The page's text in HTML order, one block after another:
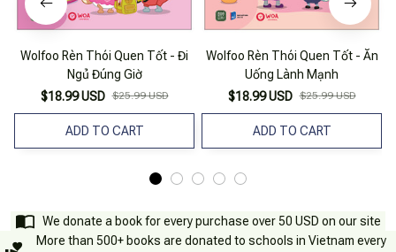
Wolfoo Rèn Thói Quen Tốt - Đi
Ngủ Đúng Giờ
$18.99 USD $25.99 USD
ADD TO CART
Wolfoo Rèn Thói Quen Tốt - Ăn
Uống Lành Mạnh
$18.99 USD $25.99 USD
ADD TO CART
We donate a book for every purchase over 50 USD on our site
More than 500+ books are donated to schools in Vietnam every